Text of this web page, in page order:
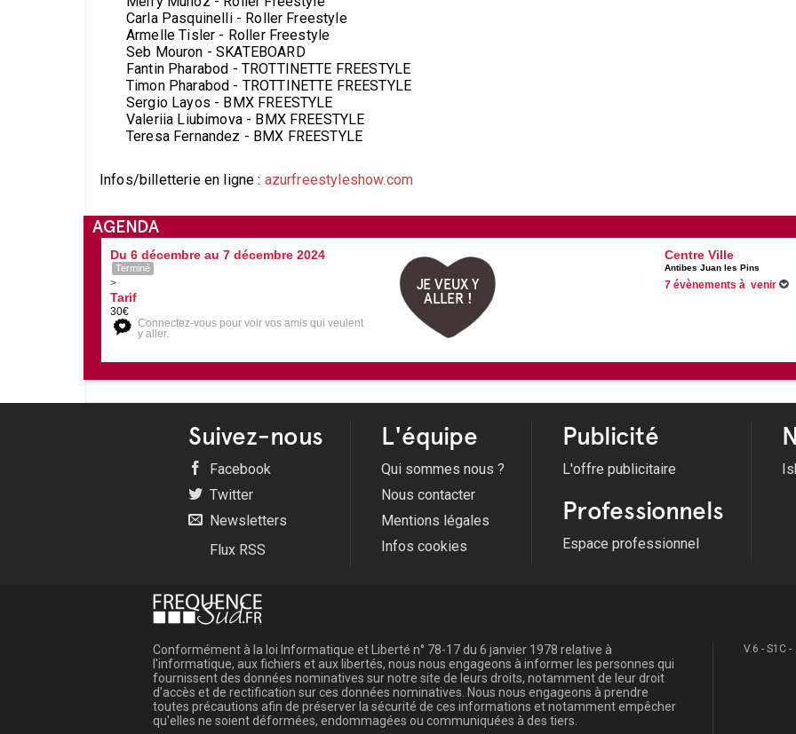
Carla Pasquinelli - Roller Freestyle
Armelle Tisler - Roller Freestyle ​
Seb Mouron - SKATEBOARD
Fantin Pharabod - TROTTINETTE FREESTYLE
Timon Pharabod - TROTTINETTE FREESTYLE​
Sergio Layos - BMX FREESTYLE
Valeriia Liubimova - BMX FREESTYLE​
Teresa Fernandez - BMX FREESTYLE​
Infos/billetterie en ligne : azurfreestyleshow.com
AGENDA
Du 6 décembre au 7 décembre 2024
Terminé
>
Tarif
30€
Connectez-vous pour voir vos amis qui veulent
y aller.
JE VEUX Y
ALLER !
Centre Ville
Antibes Juan les Pins
7 évènements à venir
Suivez-nous
Facebook
Twitter
Newsletters
Flux RSS
L'équipe
Qui sommes nous ?
Nous contacter
Mentions légales
Infos cookies
Publicité
L'offre publicitaire
Professionnels
Espace professionnel
Conformément à la loi Informatique et Liberté n° 78-17 du 6 janvier 1978 relative à
l'informatique, aux fichiers et aux libertés, nous nous engageons à informer les personnes qui
fournissent des données nominatives sur notre site de leurs droits, notamment de leur droit
d'accès et de rectification sur ces données nominatives. Nous nous engageons à prendre
toutes précautions afin de préserver la sécurité de ces informations et notamment empêcher
qu'elles ne soient déformées, endommagées ou communiquées à des tiers.
V.6 - S1C